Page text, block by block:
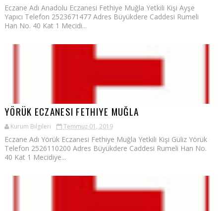
Eczane Adı Anadolu Eczanesi Fethiye Muğla Yetkili Kişi Ayşe
Yapıcı Telefon 2523671477 Adres Büyükdere Caddesi Rumeli
Han No. 40 Kat 1 Mecidi...
YÖRÜK ECZANESI FETHIYE MUĞLA
Kurum Bilgileri Temmuz 01, 2019
Eczane Adı Yörük Eczanesi Fethiye Muğla Yetkili Kişi Güliz Yörük
Telefon 2526110200 Adres Büyükdere Caddesi Rumeli Han No.
40 Kat 1 Mecidiye...